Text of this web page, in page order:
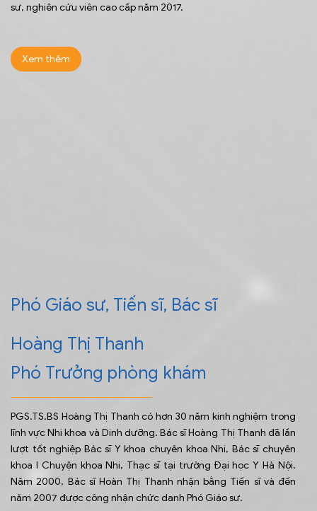
sư, nghiên cứu viên cao cấp năm 2017.
Xem thêm
Phó Giáo sư, Tiến sĩ, Bác sĩ
Hoàng Thị Thanh
Phó Trưởng phòng khám
PGS.TS.BS Hoàng Thị Thanh có hơn 30 năm kinh nghiệm trong
lĩnh vực Nhi khoa và Dinh dưỡng. Bác sĩ Hoàng Thị Thanh đã lần
lượt tốt nghiệp Bác sĩ Y khoa chuyên khoa Nhi, Bác sĩ chuyên
khoa I Chuyện khoa Nhi, Thạc sĩ tại trường Đại học Y Hà Nội.
Năm 2000, Bác sĩ Hoàn Thị Thanh nhận bằng Tiến sĩ và đến
năm 2007 được công nhận chức danh Phó Giáo sư.